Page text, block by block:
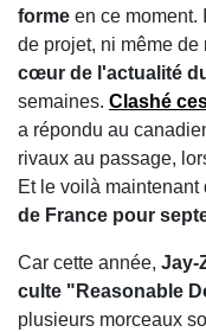
forme en ce moment.
de projet, ni même
cœur de l'actualité
semaines. Clashé
a répondu au
rivaux au passage,
Et le voilà maintenant
de France pour
Car cette année, Jay-
culte "Reasonable
plusieurs morceaux